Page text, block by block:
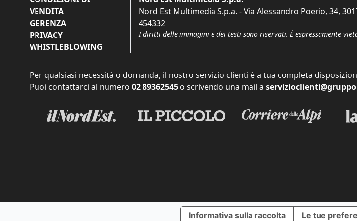
VENDITA
GERENZA
PRIVACY
WHISTLEBLOWING
Nord Est Multimedia S.p.a. - Via Alessandro Poerio, 34,
454332
I diritti delle immagini e dei testi sono riservati. È espressamente
Per qualsiasi necessità o domanda, il nostro servizio clienti è a tua completa
Puoi contattarci al numero 02 89362545 o scrivendo una mail a
Informativa sulla raccolta Le tue